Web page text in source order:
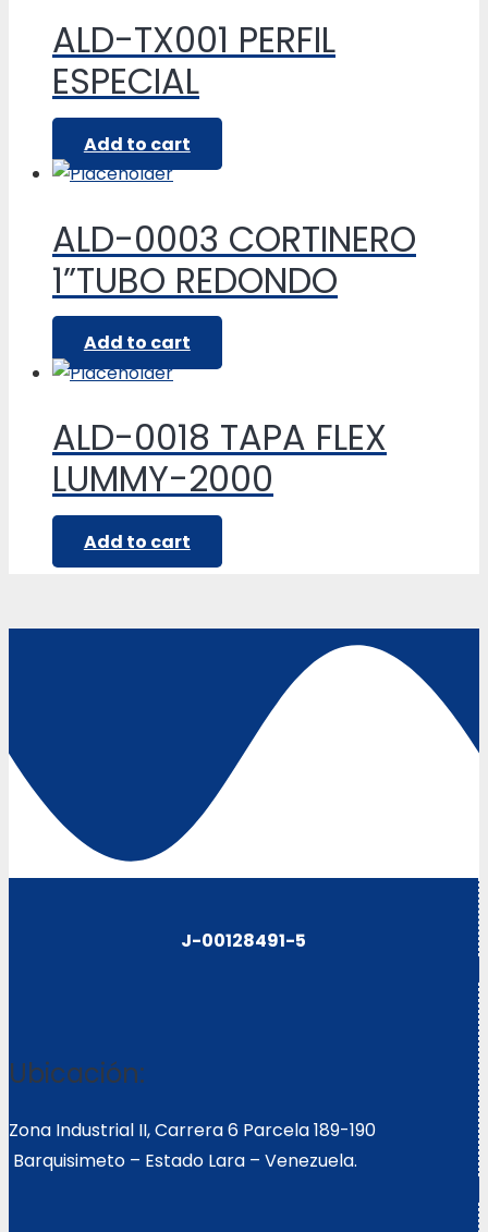
ALD-TX001 PERFIL
ESPECIAL
Add to cart
ALD-0003 CORTINERO
1”TUBO REDONDO
Add to cart
ALD-0018 TAPA FLEX
LUMMY-2000
Add to cart
J-00128491-5
Ubicación:
Zona Industrial II, Carrera 6 Parcela 189-190
Barquisimeto – Estado Lara – Venezuela.